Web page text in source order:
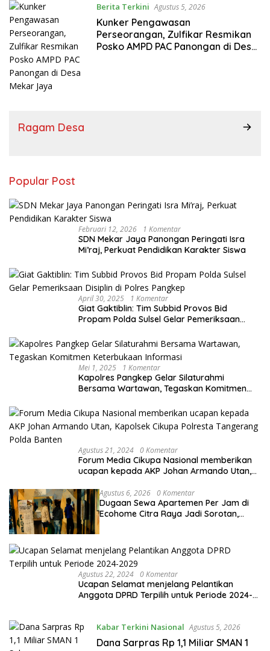
Berita Terkini Agustus 5, 2026
Kunker Pengawasan
Perseorangan, Zulfikar Resmikan
Posko AMPD PAC Panongan di Desa
Ragam Desa
Popular Post
Februari 12, 2026 1 Komentar
SDN Mekar Jaya Panongan Peringati Isra
Mi’raj, Perkuat Pendidikan Karakter Siswa
April 30, 2025 1 Komentar
Giat Gaktiblin: Tim Subbid Provos Bid
Propam Polda Sulsel Gelar Pemeriksaan
Mei 1, 2025 1 Komentar
Kapolres Pangkep Gelar Silaturahmi
Bersama Wartawan, Tegaskan Komitmen
Agustus 21, 2024 0 Komentar
Forum Media Cikupa Nasional memberikan
ucapan kepada AKP Johan Armando Utan,
BantenAgustus 6, 2026 0 Komentar
Dugaan Sewa Apartemen Per Jam di
Ecohome Citra Raya Jadi Sorotan,
Agustus 22, 2024 0 Komentar
Ucapan Selamat menjelang Pelantikan
Anggota DPRD Terpilih untuk Periode 2024-
Kabar Terkini Nasional Agustus 5, 2026
Dana Sarpras Rp 1,1 Miliar SMAN 1